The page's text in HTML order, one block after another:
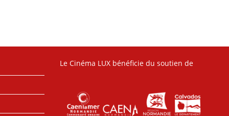
Le Cinéma LUX bénéficie du soutien de